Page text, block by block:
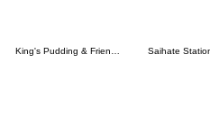
Saihate